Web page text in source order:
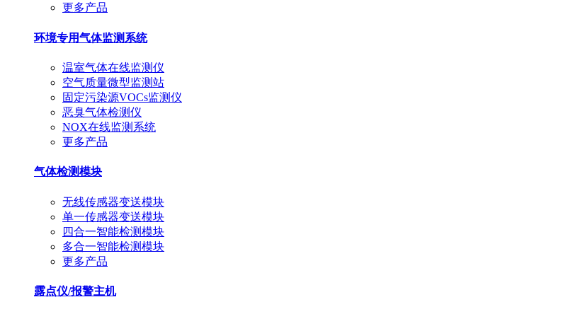
更多产品
环境专用气体监测系统
温室气体在线监测仪
空气质量微型监测站
固定污染源VOCs监测仪
恶臭气体检测仪
NOX在线监测系统
更多产品
气体检测模块
无线传感器变送模块
单一传感器变送模块
四合一智能检测模块
多合一智能检测模块
更多产品
露点仪/报警主机